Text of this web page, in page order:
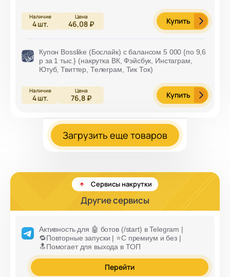
4шт. 46,08 ₽ Купить
Купон Bosslike (Бослайк) с балансом 5 000 {по 9,6
р за 1 тыс.} (накрутка ВК, Фэйсбук, Инстаграм,
Ютуб, Твиттер, Телеграм, Тик Ток)
4шт. 76,8 ₽ Купить
Загрузить еще товаров
Сервисы накрутки
Другие сервисы
Активность для 🤖 ботов (/start) в Telegram |
🔁Повторные запуски | ⭐С премиум и без |
🔝Помогает для выхода в ТОП
Перейти